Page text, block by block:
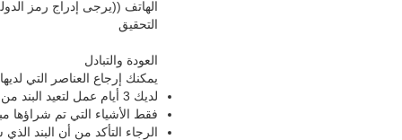
الهاتف ((يرجى إدراج رمز
التحقيق
العودة والتبادل
يمكنك إرجاع العناصر التي لديها مشاكل
لديك 3 أيام عمل لتعيد البند من تاريخ استلامه.
فقط الأشياء التي تم شراؤها
الرجاء التأكد من أن البند